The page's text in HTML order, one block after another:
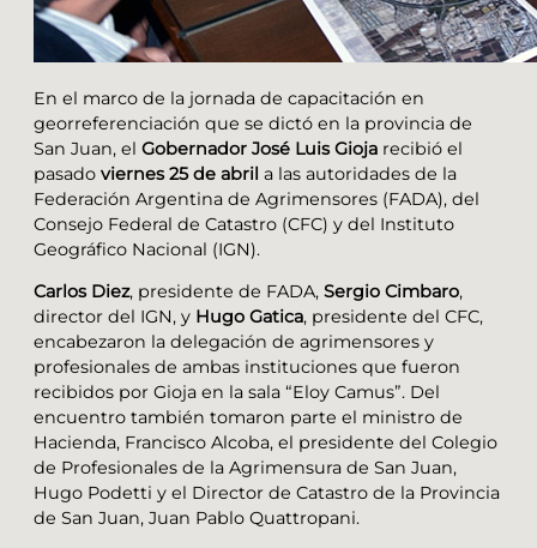
En el marco de la jornada de capacitación en
georreferenciación que se dictó en la provincia de
San Juan, el Gobernador José Luis Gioja recibió el
pasado viernes 25 de abril a las autoridades de la
Federación Argentina de Agrimensores (FADA), del
Consejo Federal de Catastro (CFC) y del Instituto
Geográfico Nacional (IGN).
Carlos Diez, presidente de FADA, Sergio Cimbaro,
director del IGN, y Hugo Gatica, presidente del CFC,
encabezaron la delegación de agrimensores y
profesionales de ambas instituciones que fueron
recibidos por Gioja en la sala “Eloy Camus”. Del
encuentro también tomaron parte el ministro de
Hacienda, Francisco Alcoba, el presidente del Colegio
de Profesionales de la Agrimensura de San Juan,
Hugo Podetti y el Director de Catastro de la Provincia
de San Juan, Juan Pablo Quattropani.